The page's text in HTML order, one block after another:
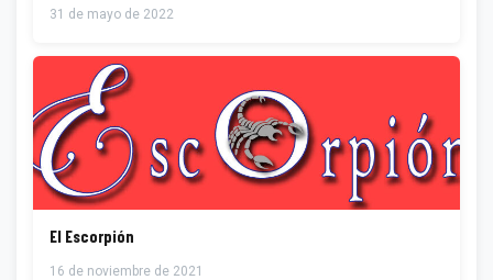
31 de mayo de 2022
El Escorpión
16 de noviembre de 2021